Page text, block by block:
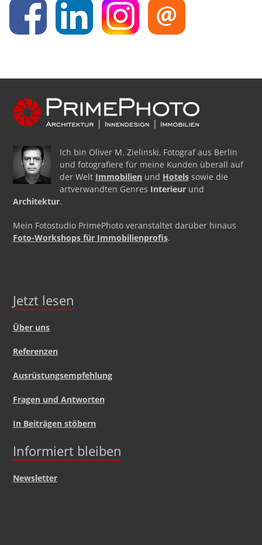
Ich bin Oliver M. Zielinski, Fotograf aus Berlin
und fotografiere für meine Kunden überall auf
der Welt Immobilienund Hotelssowie die
artverwandten Genres Interieurund
Architektur.
Mein Fotostudio PrimePhoto veranstaltet darüber hinaus
Foto-Workshops für Immobilienprofis.
Jetzt lesen
Über uns
Referenzen
Ausrüstungsempfehlung
Fragen und Antworten
In Beiträgen stöbern
Informiert bleiben
Newsletter